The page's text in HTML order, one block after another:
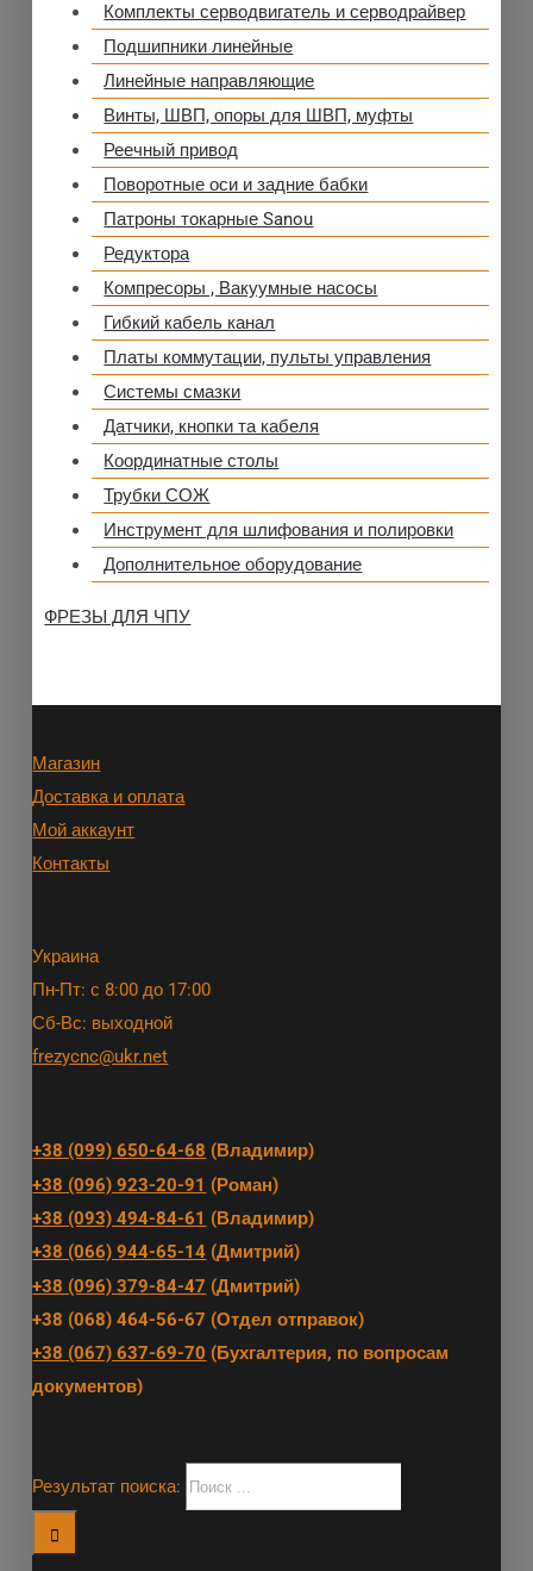
Комплекты серводвигатель и серводрайвер
Подшипники линейные
Линейные направляющие
Винты, ШВП, опоры для ШВП, муфты
Реечный привод
Поворотные оси и задние бабки
Патроны токарные Sanou
Редуктора
Компресоры , Вакуумные насосы
Гибкий кабель канал
Платы коммутации, пульты управления
Системы смазки
Датчики, кнопки та кабеля
Координатные столы
Трубки СОЖ
Инструмент для шлифования и полировки
Дополнительное оборудование
ФРЕЗЫ ДЛЯ ЧПУ
Магазин
Доставка и оплата
Мой аккаунт
Контакты
Украина
Пн-Пт: с 8:00 до 17:00
Сб-Вс: выходной
frezycnc@ukr.net
+38 (099) 650-64-68 (Владимир)
+38 (096) 923-20-91 (Роман)
+38 (093) 494-84-61 (Владимир)
+38 (066) 944-65-14 (Дмитрий)
+38 (096) 379-84-47 (Дмитрий)
+38 (068) 464-56-67 (Отдел отправок)
+38 (067) 637-69-70 (Бухгалтерия, по вопросам
документов)
Результат поиска: